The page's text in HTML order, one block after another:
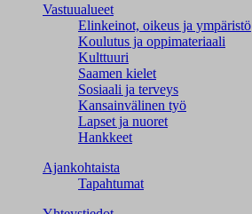
Vastuualueet
Elinkeinot, oikeus ja ympäristö
Koulutus ja oppimateriaali
Kulttuuri
Saamen kielet
Sosiaali ja terveys
Kansainvälinen työ
Lapset ja nuoret
Hankkeet
Ajankohtaista
Tapahtumat